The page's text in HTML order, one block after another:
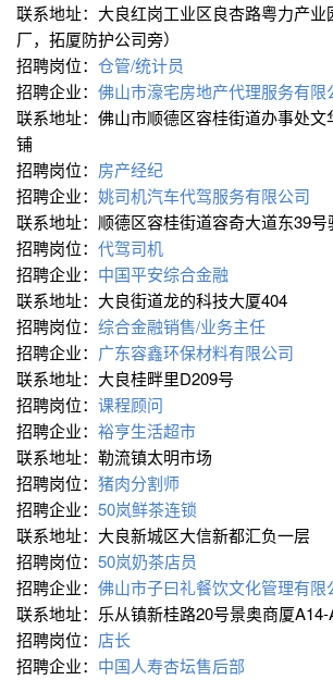
联系地址：大良红岗工业区良杏路粤力产业
厂，拓厦防护公司旁）
招聘岗位： 仓管/统计员
招聘企业： 佛山市濠宅房地产代理服务有限
联系地址：佛山市顺德区容桂街道办事处文
铺
招聘岗位： 房产经纪
招聘企业： 姚司机汽车代驾服务有限公司
联系地址：顺德区容桂街道容奇大道东39号
招聘岗位： 代驾司机
招聘企业： 中国平安综合金融
联系地址：大良街道龙的科技大厦404
招聘岗位： 综合金融销售/业务主任
招聘企业： 广东容鑫环保材料有限公司
联系地址：大良桂畔里D209号
招聘岗位： 课程顾问
招聘企业： 裕亨生活超市
联系地址：勒流镇太明市场
招聘岗位： 猪肉分割师
招聘企业： 50岚鲜茶连锁
联系地址：大良新城区大信新都汇负一层
招聘岗位： 50岚奶茶店员
招聘企业： 佛山市子曰礼餐饮文化管理有限
联系地址：乐从镇新桂路20号景奥商厦A14-
招聘岗位： 店长
招聘企业： 中国人寿杏坛售后部